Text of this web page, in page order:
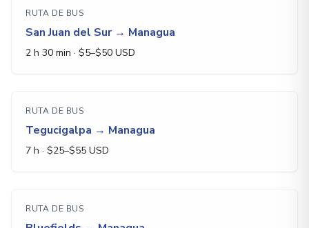
RUTA DE BUS
San Juan del Sur→ Managua
2 h 30 min · $5–$50 USD
RUTA DE BUS
Tegucigalpa → Managua
7 h · $25–$55 USD
RUTA DE BUS